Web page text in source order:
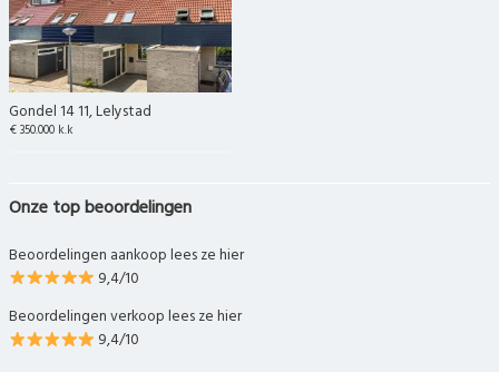
Gondel 14 11, Lelystad
€ 350.000 k.k
Onze top beoordelingen
Beoordelingen aankoop lees ze hier
9,4/10
Beoordelingen verkoop lees ze hier
9,4/10